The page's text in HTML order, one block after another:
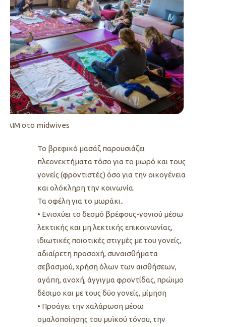
IAIM στο midwives
Το βρεφικό μασάζ παρουσιάζει
πλεονεκτήματα τόσο για το μωρό και τους
γονείς (φροντιστές) όσο για την οικογένεια
και ολόκληρη την κοινωνία.
Τα οφέλη για το μωράκι..
• Ενισχύει το δεσμό βρέφους-γονιού μέσω
λεκτικής και μη λεκτικής επικοινωνίας,
ιδιωτικές ποιοτικές στιγμές με του γονείς,
αδιαίρετη προσοχή, συναισθήματα
σεβασμού, χρήση όλων των αισθήσεων,
αγάπη, ανοχή, άγγιγμα φροντίδας, πρώιμο
δέσιμο και με τους δύο γονείς, μίμηση
• Προάγει την χαλάρωση μέσω
ομαλοποίησης του μυϊκού τόνου, την